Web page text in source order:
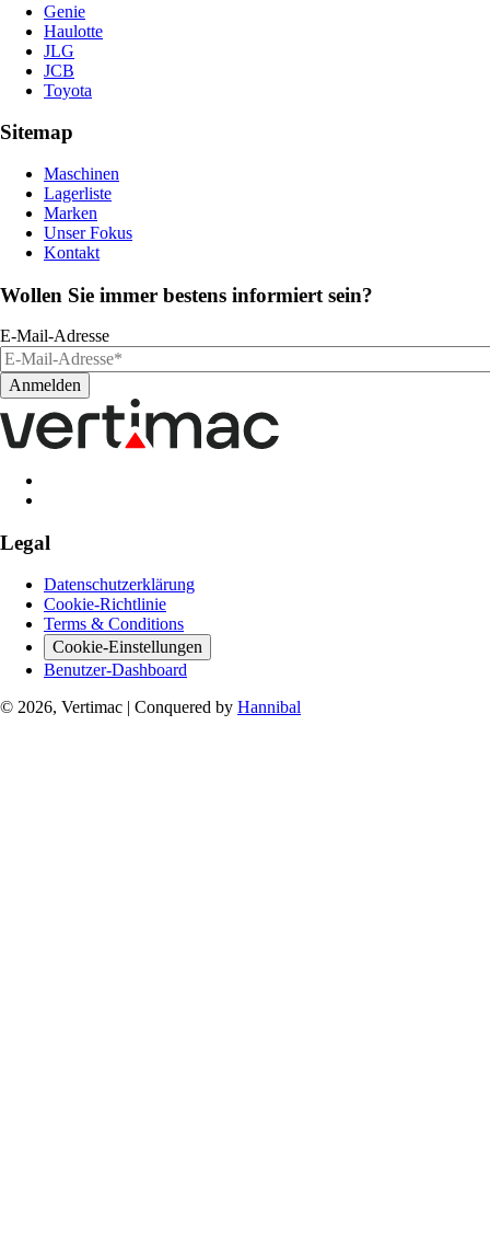
Genie
Haulotte
JLG
JCB
Toyota
Sitemap
Maschinen
Lagerliste
Marken
Unser Fokus
Kontakt
Wollen Sie immer bestens informiert sein?
E-Mail-Adresse
Legal
Datenschutzerklärung
Cookie-Richtlinie
Terms & Conditions
Cookie-Einstellungen
Benutzer-Dashboard
© 2026, Vertimac | Conquered by Hannibal